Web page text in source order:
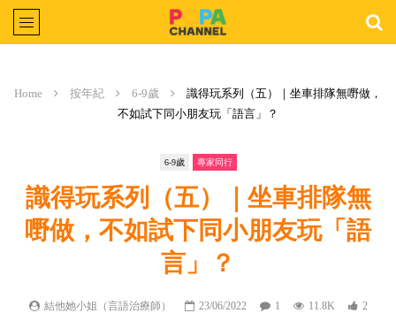
Home 按年紀 6-9歲
識得玩系列（五）｜坐車排隊無嘢做，
不如試下同小朋友玩「語言」？
6-9歲 專家同行
識得玩系列（五）｜坐車排隊無
嘢做，不如試下同小朋友玩「語
言」？
結他她小姐（言語治療師） 23/06/2022 1 11.8K 2